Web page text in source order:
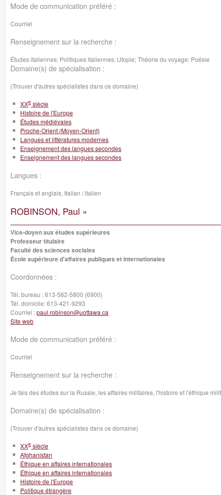
Mode de communication préféré :
Courriel
Renseignement sur la recherche :
Études italiennes; Politiques italiennes; Utopie; Théorie du voyage; Poésie
Domaine(s) de spécialisation :
(Trouver d'autres spécialistes dans ce domaine)
XXe siècle
Histoire de l'Europe
Études médiévales
Proche-Orient (Moyen-Orient)
Langues et littératures modernes
Enseignement des langues secondes
Enseignement des langues secondes
Langues :
Français et anglais, Italian / italien
ROBINSON, Paul »
Vice-doyen aux études supérieures
Professeur titulaire
Faculté des sciences sociales
École supérieure d'affaires publiques et internationales
Coordonnées :
Tél. bureau :613-562-5800 (6900)
Tél. domicile:613-421-9293
Courriel :paul.robinson@uottawa.ca
Site web
Mode de communication préféré :
Courriel
Renseignement sur la recherche :
Je fais des études sur la Russie, les affaires militaires, l'histoire et l'éthique
Domaine(s) de spécialisation :
(Trouver d'autres spécialistes dans ce domaine)
XXe siècle
Afghanistan
Éthique en affaires internationales
Éthique en affaires internationales
Histoire de l'Europe
Politique étrangère